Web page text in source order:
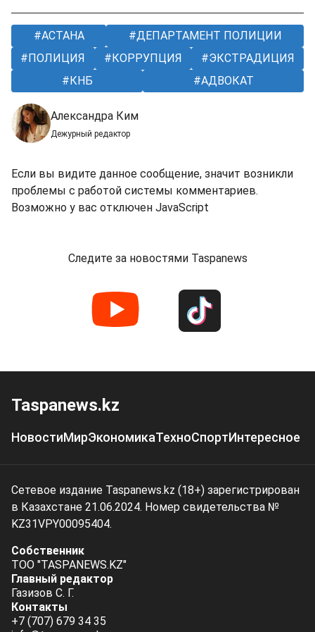
АСТАНА
ДЕПАРТАМЕНТ ПОЛИЦИИ
ПОЛИЦИЯ
КОРРУПЦИЯ
ЭКСТРАДИЦИЯ
КНБ
АДВОКАТ
Александра Ким
Дежурный редактор
Если вы видите данное сообщение, значит возникли
проблемы с работой системы комментариев.
Возможно у вас отключен JavaScript
Следите за новостями Taspanews
Taspanews.kz
НовостиМирЭкономикаТехноСпортИнтересное
Сетевое издание Taspanews.kz (18+) зарегистрирован
в Казахстане 21.06.2024. Номер свидетельства №
KZ31VPY00095404.
Собственник
ТОО "TASPANEWS.KZ"
Главный редактор
Газизов С. Г.
Контакты
+7 (707) 679 34 35